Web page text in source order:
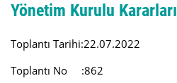
Yönetim Kurulu
Toplantı Tarihi:22.07.2022
Toplantı No :862